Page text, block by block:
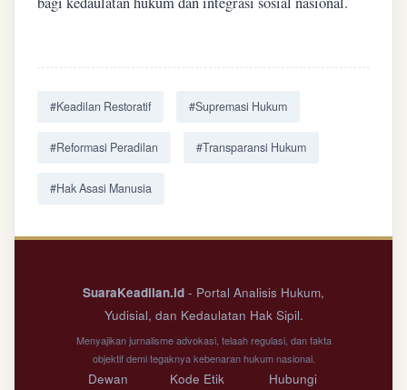
#Keadilan Restoratif #Supremasi Hukum
#Reformasi Peradilan #Transparansi Hukum
#Hak Asasi Manusia
SuaraKeadilan.id - Portal Analisis Hukum,
Yudisial, dan Kedaulatan Hak Sipil.
Menyajikan jurnalisme advokasi, telaah regulasi, dan fakta
objektif demi tegaknya kebenaran hukum nasional.
Dewan Kode Etik Hubungi